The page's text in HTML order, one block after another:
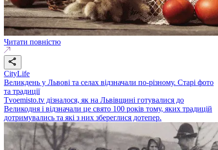
Читати повністю
CityLife
Великдень у Львові та селах відзначали по-різному. Старі фото
та традиції
Тvoemisto.tv дізналося, як на Львівщині готувалися до
Великодня і відзначали це свято 100 років тому, яких традицій
дотримувались та які з них збереглися дотепер.